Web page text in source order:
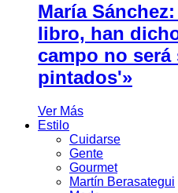
María
libro, han
campo no
pintados'»
Ver Más
Estilo
Cuidarse
Gente
Gourmet
Martín Berasategui